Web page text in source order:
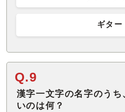
ギター
Q.9
漢字一文字の名字のう
いのは何？